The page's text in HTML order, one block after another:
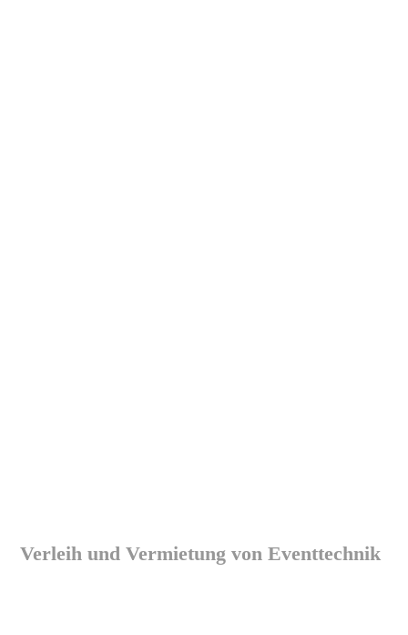
Verleih und Vermietung von Eventtechnik